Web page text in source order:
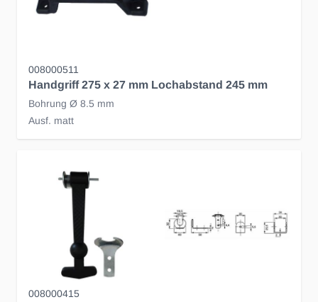
008000511
Handgriff 275 x 27 mm Lochabstand 245 mm
Bohrung Ø 8.5 mm
Ausf. matt
008000415